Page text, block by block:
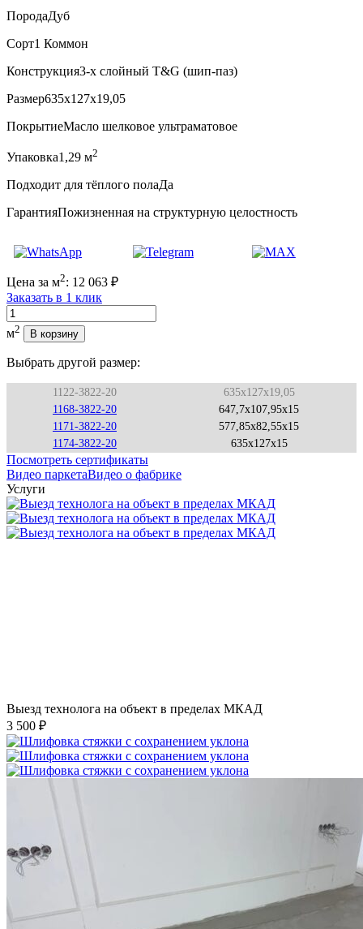
ПородаДуб
Сорт1 Коммон
Конструкция3-х слойный T&G (шип-паз)
Размер635x127x19,05
ПокрытиеМасло шелковое ультраматовое
Упаковка1,29 м2
Подходит для тёплого полаДа
ГарантияПожизненная на структурную целостность
Цена за м2: 12 063 ₽
Заказать в 1 клик
Количество
м2 В корзину
Выбрать другой размер:
1122-3822-20
635x127x19,05
1168-3822-20
647,7x107,95x15
1171-3822-20
577,85x82,55x15
1174-3822-20
635x127x15
Посмотреть сертификаты
Видео паркетаВидео о фабрике
Услуги
Выезд технолога на объект в пределах МКАД
3 500 ₽